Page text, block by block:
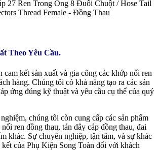
Theo Yêu Cầu.
cam kết sản xuất và gia công các khớp nối ren
hàng. Chúng tôi có khả năng tạo ra các sản
ứng đúng kỹ thuật và yêu cầu cụ thể của quý
chúng tôi còn cung cấp các sản phẩm
ren đồng thau, tán dây cáp đồng thau, đai
khác. Sự chuyên nghiệp, tận tâm, và sự khác
kết của Phụ Kiện Song Toàn đối với khách